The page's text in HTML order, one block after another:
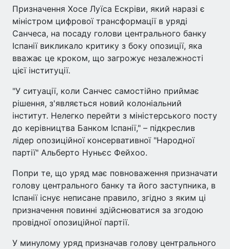
Призначення Хосе Луїса Ескріви, який наразі є
міністром цифрової трансформації в уряді
Санчеса, на посаду голови центрального банку
Іспанії викликало критику з боку опозиції, яка
вважає це кроком, що загрожує незалежності
цієї інституції.
"У ситуації, коли Санчес самостійно приймає
рішення, з'являється новий колоніальний
інститут. Нелегко перейти з міністерського посту
до керівництва Банком Іспанії," – підкреслив
лідер опозиційної консервативної "Народної
партії" Альберто Нуньєс Фейхоо.
Попри те, що уряд має повноваження призначати
голову центрального банку та його заступника, в
Іспанії існує неписане правило, згідно з яким ці
призначення повинні здійснюватися за згодою
провідної опозиційної партії.
У минулому уряд призначав голову центрального